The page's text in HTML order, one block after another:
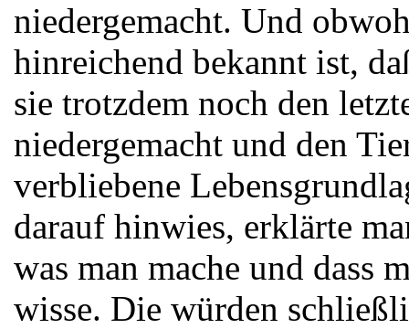
niedergemacht. Und
hinreichend bekannt ist,
sie trotzdem noch den
niedergemacht und den
verbliebene
darauf hinwies, erklärte
was man mache und dass
wisse. Die würden